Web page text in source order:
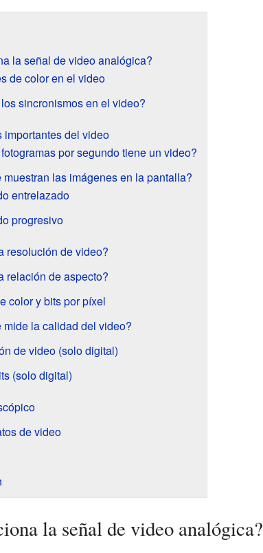
la señal de video analógica?
de color en el video
sincronismos en el video?
importantes del video
por segundo tiene un video?
muestran las imágenes en la pantalla?
entrelazado
progresivo
resolución de video?
relación de aspecto?
color y bits por píxel
mide la calidad del video?
de video (solo digital)
(solo digital)
de video
la señal de video analógica?